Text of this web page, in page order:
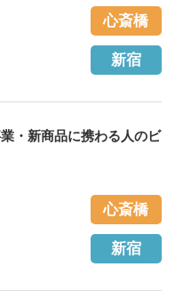
心斎橋
新宿
・新商品に携わる人のビ
心斎橋
新宿